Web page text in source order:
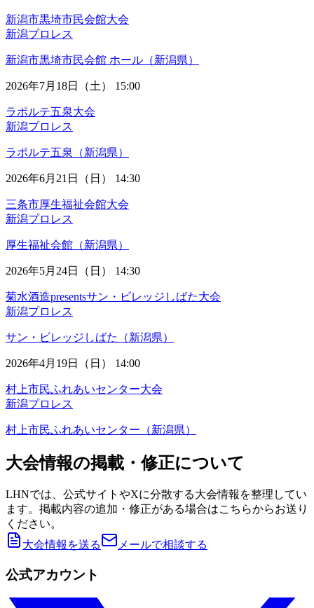
新潟市黒埼市民会館大会
新潟プロレス
新潟市黒埼市民会館 ホール（新潟県）
2026年7月18日（土） 15:00
ラポルテ五泉大会
新潟プロレス
ラポルテ五泉（新潟県）
2026年6月21日（日） 14:30
三条市厚生福祉会館大会
新潟プロレス
厚生福祉会館（新潟県）
2026年5月24日（日） 14:30
菊水酒造presentsサン・ビレッジしばた大会
新潟プロレス
サン・ビレッジしばた（新潟県）
2026年4月19日（日） 14:00
村上市民ふれあいセンター大会
新潟プロレス
村上市民ふれあいセンター（新潟県）
大会情報の掲載・修正について
LHNでは、公式サイトやXに分散する大会情報を整理してい
ます。掲載内容の追加・修正がある場合はこちらからお送り
ください。
大会情報を送る
メールで相談する
公式アカウント